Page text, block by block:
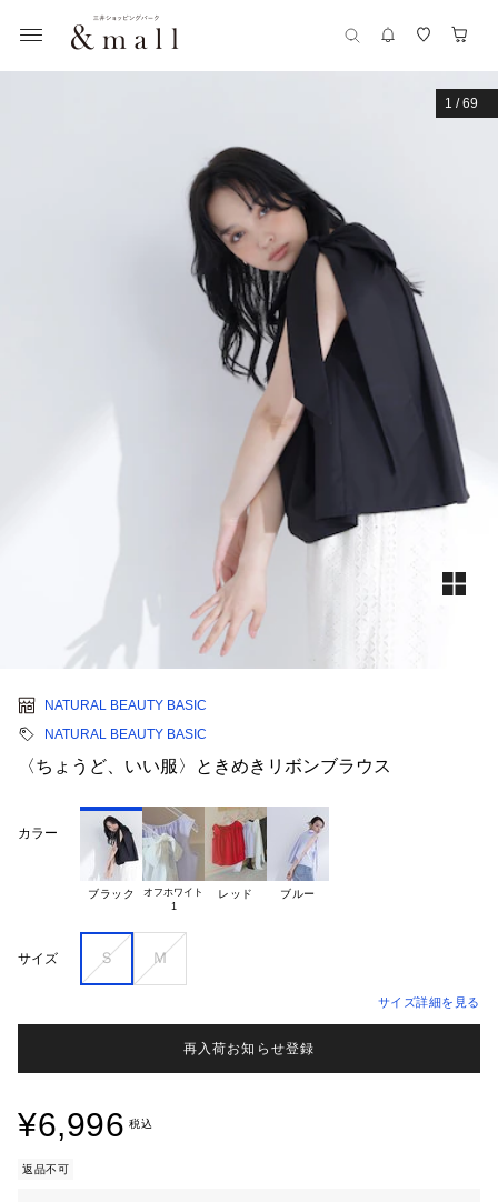
1 /69
NATURAL BEAUTY BASIC
NATURAL BEAUTY BASIC
〈ちょうど、いい服〉ときめきリボンブラウス
カラー
ブラック
オフホワイト
レッド ブルー
サイズ Ｓ Ｍ
サイズ詳細を見る
再入荷お知らせ登録
¥6,996 税込
返品不可